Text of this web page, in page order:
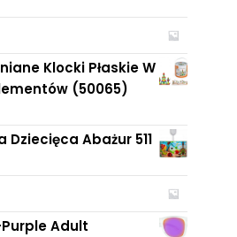
Klocki Płaskie W
(50065)
Abażur 511
Adult